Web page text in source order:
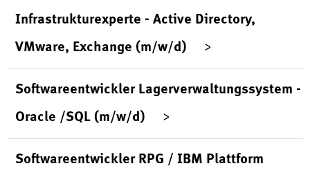
Infrastrukturexperte - Active Directory,
VMware, Exchange (m/w/d)
Softwareentwickler Lagerverwaltungssystem -
Oracle /SQL (m/w/d)
Softwareentwickler RPG / IBM Plattform